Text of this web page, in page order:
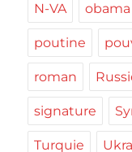
N-VA obama
poutine
roman
signature
Turquie